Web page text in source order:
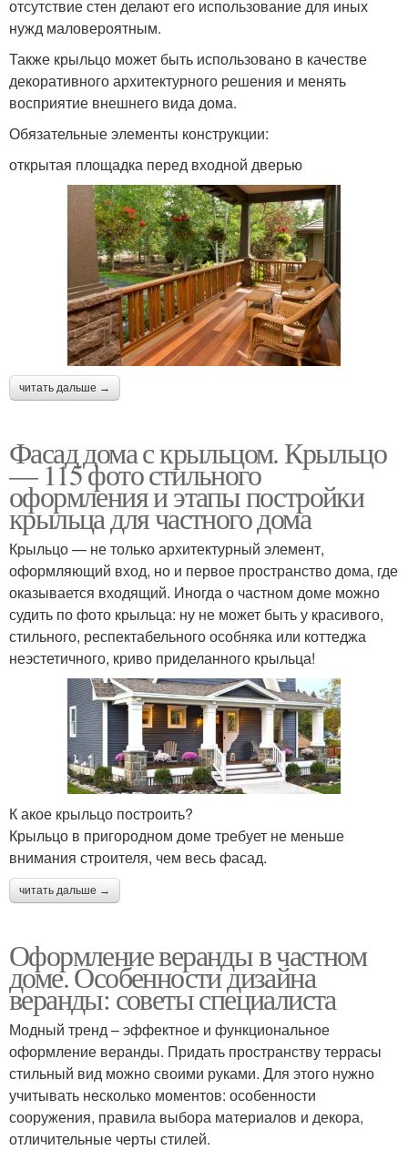
отсутствие стен делают его использование для иных
нужд маловероятным.
Также крыльцо может быть использовано в качестве
декоративного архитектурного решения и менять
восприятие внешнего вида дома.
Обязательные элементы конструкции:
открытая площадка перед входной дверью
читать дальше →
Фасад дома с крыльцом. Крыльцо
— 115 фото стильного
оформления и этапы постройки
крыльца для частного дома
Крыльцо — не только архитектурный элемент,
оформляющий вход, но и первое пространство дома, где
оказывается входящий. Иногда о частном доме можно
судить по фото крыльца: ну не может быть у красивого,
стильного, респектабельного особняка или коттеджа
неэстетичного, криво приделанного крыльца!
К акое крыльцо построить?
Крыльцо в пригородном доме требует не меньше
внимания строителя, чем весь фасад.
читать дальше →
Оформление веранды в частном
доме. Особенности дизайна
веранды: советы специалиста
Модный тренд – эффектное и функциональное
оформление веранды. Придать пространству террасы
стильный вид можно своими руками. Для этого нужно
учитывать несколько моментов: особенности
сооружения, правила выбора материалов и декора,
отличительные черты стилей.